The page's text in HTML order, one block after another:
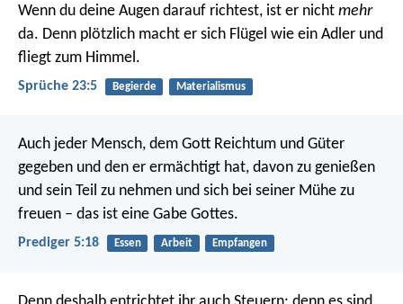
Wenn du deine Augen darauf richtest, ist er nicht mehr
da. Denn plötzlich macht er sich Flügel wie ein Adler und
fliegt zum Himmel.
Sprüche 23:5 Begierde Materialismus
Auch jeder Mensch, dem Gott Reichtum und Güter
gegeben und den er ermächtigt hat, davon zu genießen
und sein Teil zu nehmen und sich bei seiner Mühe zu
freuen – das ist eine Gabe Gottes.
Prediger 5:18 Essen Arbeit Empfangen